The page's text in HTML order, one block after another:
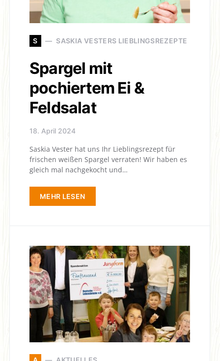
S SASKIA VESTERS LIEBLINGSREZEPTE
Spargel mit
pochiertem Ei &
Feldsalat
18. April 2024
Saskia Vester hat uns Ihr Lieblingsrezept für
frischen weißen Spargel verraten! Wir haben es
gleich mal nachgekocht und…
MEHR LESEN